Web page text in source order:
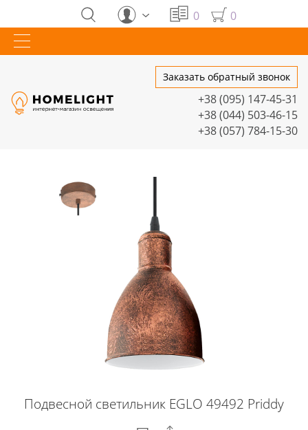
0 0
Заказать обратный звонок
+38 (095) 147-45-31
+38 (044) 503-46-15
+38 (057) 784-15-30
Подвесной светильник EGLO 49492 Priddy